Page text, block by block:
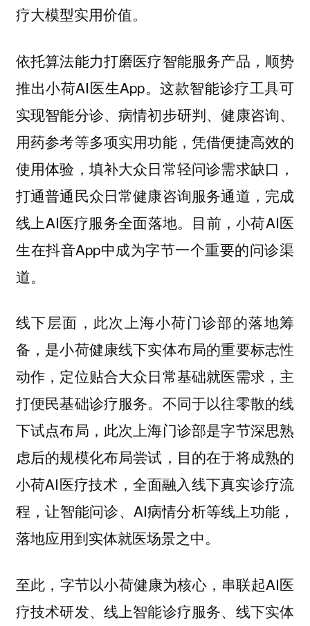
疗大模型实用价值。
依托算法能力打磨医疗智能服务产品，顺势
推出小荷AI医生App。这款智能诊疗工具可
实现智能分诊、病情初步研判、健康咨询、
用药参考等多项实用功能，凭借便捷高效的
使用体验，填补大众日常轻问诊需求缺口，
打通普通民众日常健康咨询服务通道，完成
线上AI医疗服务全面落地。目前，小荷AI医
生在抖音App中成为字节一个重要的问诊渠
道。
线下层面，此次上海小荷门诊部的落地筹
备，是小荷健康线下实体布局的重要标志性
动作，定位贴合大众日常基础就医需求，主
打便民基础诊疗服务。不同于以往零散的线
下试点布局，此次上海门诊部是字节深思熟
虑后的规模化布局尝试，目的在于将成熟的
小荷AI医疗技术，全面融入线下真实诊疗流
程，让智能问诊、AI病情分析等线上功能，
落地应用到实体就医场景之中。
至此，字节以小荷健康为核心，串联起AI医
疗技术研发、线上智能诊疗服务、线下实体